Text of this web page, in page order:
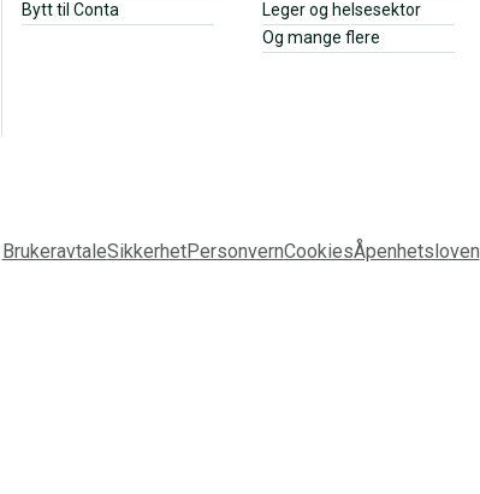
Bytt til Conta
Leger og helsesektor
Og mange flere
BrukeravtaleSikkerhetPersonvernCookiesÅpenhetsloven